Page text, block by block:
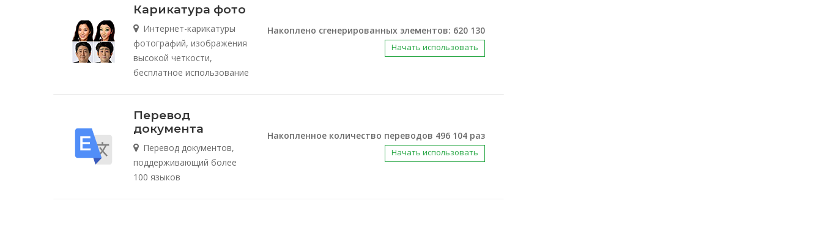
Накоплено сгенерированных элементов: 620 130
Начать использовать
Карикатура фото
Интернет-карикатуры
фотографий, изображения
высокой четкости,
бесплатное использование
Накопленное количество переводов 496 104 раз
Начать использовать
Перевод
документа
Перевод документов,
поддерживающий более
100 языков